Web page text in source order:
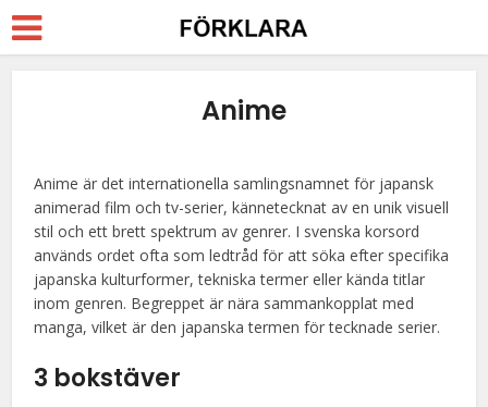
Anime
Anime är det internationella samlingsnamnet för japansk
animerad film och tv-serier, kännetecknat av en unik visuell
stil och ett brett spektrum av genrer. I svenska korsord
används ordet ofta som ledtråd för att söka efter specifika
japanska kulturformer, tekniska termer eller kända titlar
inom genren. Begreppet är nära sammankopplat med
manga, vilket är den japanska termen för tecknade serier.
3 bokstäver